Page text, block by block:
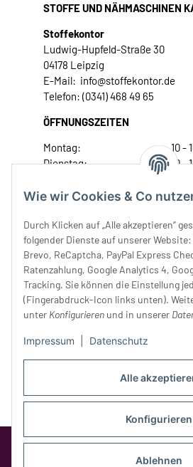
Alle
Konfigurieren
Ablehnen
Wie wir Cookies & Co
Durch Klicken auf „Alle akzeptieren“
folgender Dienste auf unserer
Brevo, ReCaptcha, PayPal Express
Ratenzahlung, Google Analytics 4,
Tracking. Sie können die Einstellung
(Fingerabdruck-Icon links unten).
unter Konfigurieren und in unserer
Impressum Datenschutz
STOFFE UND NÄHMASCHINEN
Stoffekontor
Ludwig-Hupfeld-Straße 30
04178 Leipzig
E-Mail: info@stoffekontor.de
Telefon: (0341) 468 49 65
ÖFFNUNGSZEITEN
Montag:
10 -
Dienstag:
10
Donnerstag:
10 -
Samstag:
10 -
Unser Service
Rechtliches
Google Analytics deaktivierenStatus: